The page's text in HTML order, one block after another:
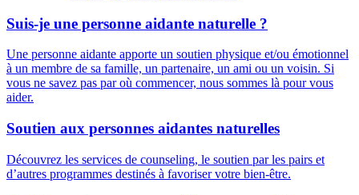
Suis-je une personne aidante naturelle ?
Une personne aidante apporte un soutien physique et/ou émotionnel
à un membre de sa famille, un partenaire, un ami ou un voisin. Si
vous ne savez pas par où commencer, nous sommes là pour vous
aider.
Soutien aux personnes aidantes naturelles
Découvrez les services de counseling, le soutien par les pairs et
d’autres programmes destinés à favoriser votre bien-être.